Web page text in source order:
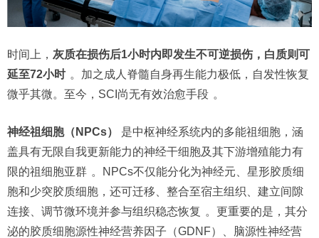
时间上， 灰质在损伤后1小时内即发生不可逆损伤，白质则可
延至72小时 。加之成人脊髓自身再生能力极低，自发性恢复
微乎其微。至今，SCI尚无有效治愈手段 。
神经祖细胞（NPCs）
是中枢神经系统内的多能祖细胞，涵
盖具有无限自我更新能力的神经干细胞及其下游增殖能力有
限的祖细胞亚群 。NPCs不仅能分化为神经元、星形胶质细
胞和少突胶质细胞，还可迁移、整合至宿主组织、建立间隙
连接、调节微环境并参与组织稳态恢复 。更重要的是，其分
泌的胶质细胞源性神经营养因子（GDNF）、脑源性神经营